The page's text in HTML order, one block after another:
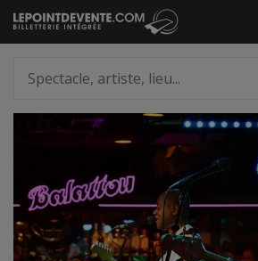
Passer
au
artiste,
lieu...